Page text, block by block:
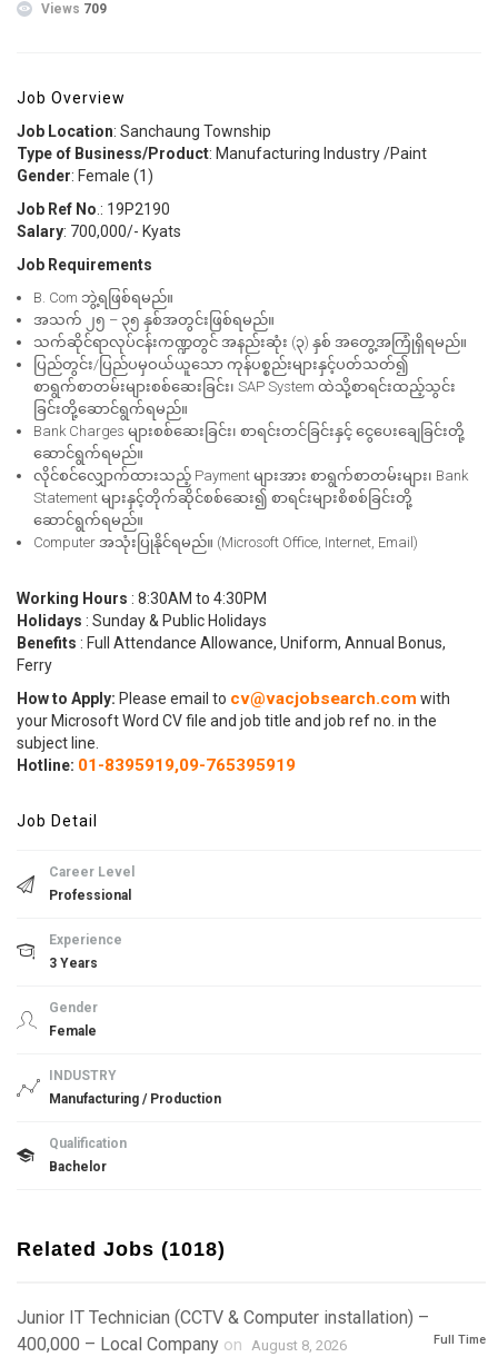
Views 709
Job Overview
Job Location: Sanchaung Township
Type of Business/Product: Manufacturing Industry /Paint
Gender: Female (1)
Job Ref No .: 19P2190
Salary: 700,000/- Kyats
Job Requirements
B. Com ဘွဲ့ရဖြစ်ရမည်။
အသက် ၂၅ – ၃၅ နှစ်အတွင်းဖြစ်ရမည်။
သက်ဆိုင်ရာလုပ်ငန်းကဏ္ဍတွင် အနည်းဆုံး (၃) နှစ် အတွေ့အကြုံရှိရမည်။
ပြည်တွင်း/ပြည်ပမှဝယ်ယူသော ကုန်ပစ္စည်းများနှင့်ပတ်သတ်၍
စာရွက်စာတမ်းများစစ်ဆေးခြင်း၊ SAP System ထဲသို့စာရင်းထည့်သွင်း
ခြင်းတို့ဆောင်ရွက်ရမည်။
Bank Charges များစစ်ဆေးခြင်း၊ စာရင်းတင်ခြင်းနှင့် ငွေပေးချေခြင်းတို့
ဆောင်ရွက်ရမည်။
လိုင်စင်လျှောက်ထားသည့် Payment များအား စာရွက်စာတမ်းများ၊ Bank
Statement များနှင့်တိုက်ဆိုင်စစ်ဆေး၍ စာရင်းများစိစစ်ခြင်းတို့
ဆောင်ရွက်ရမည်။
Computer အသုံးပြုနိုင်ရမည်။ (Microsoft Office, Internet, Email)
Working Hours : 8:30AM to 4:30PM
Holidays : Sunday & Public Holidays
Benefits : Full Attendance Allowance, Uniform, Annual Bonus,
Ferry
How to Apply: Please email to cv@vacjobsearch.com with
your Microsoft Word CV file and job title and job ref no. in the
subject line.
Hotline: 01-8395919,09-765395919
Job Detail
Career Level
Professional
Experience
3 Years
Gender
Female
INDUSTRY
Manufacturing / Production
Qualification
Bachelor
Related Jobs (1018)
Junior IT Technician (CCTV & Computer installation) –
400,000 – Local Company on August 8, 2026 Full Time